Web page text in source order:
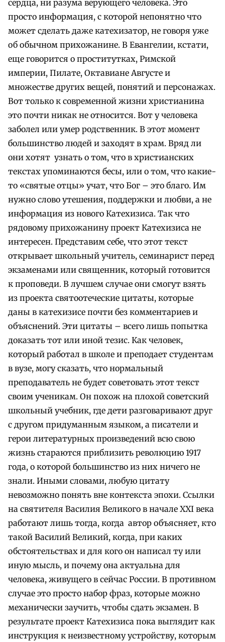
сердца, ни разума верующего человека. Это
просто информация, с которой непонятно что
может сделать даже катехизатор, не говоря уже
об обычном прихожанине. В Евангелии, кстати,
еще говорится о проститутках, Римской
империи, Пилате, Октавиане Августе и
множестве других вещей, понятий и персонажах.
Вот только к современной жизни христианина
это почти никак не относится. Вот у человека
заболел или умер родственник. В этот момент
большинство людей и заходят в храм. Вряд ли
они хотят узнать о том, что в христианских
текстах упоминаются бесы, или о том, что какие-
то «святые отцы» учат, что Бог – это благо. Им
нужно слово утешения, поддержки и любви, а не
информация из нового Катехизиса. Так что
рядовому прихожанину проект Катехизиса не
интересен. Представим себе, что этот текст
открывает школьный учитель, семинарист перед
экзаменами или священник, который готовится
к проповеди. В лучшем случае они смогут взять
из проекта святоотеческие цитаты, которые
даны в катехизисе почти без комментариев и
объяснений. Эти цитаты – всего лишь попытка
доказать тот или иной тезис. Как человек,
который работал в школе и преподает студентам
в вузе, могу сказать, что нормальный
преподаватель не будет советовать этот текст
своим ученикам. Он похож на плохой советский
школьный учебник, где дети разговаривают друг
с другом придуманным языком, а писатели и
герои литературных произведений всю свою
жизнь стараются приблизить революцию 1917
года, о которой большинство из них ничего не
знали. Иными словами, любую цитату
невозможно понять вне контекста эпохи. Ссылки
на святителя Василия Великого в начале XXI века
работают лишь тогда, когда автор объясняет, кто
такой Василий Великий, когда, при каких
обстоятельствах и для кого он написал ту или
иную мысль, и почему она актуальна для
человека, живущего в сейчас России. В противном
случае это просто набор фраз, которые можно
механически заучить, чтобы сдать экзамен. В
результате проект Катехизиса пока выглядит как
инструкция к неизвестному устройству, которым